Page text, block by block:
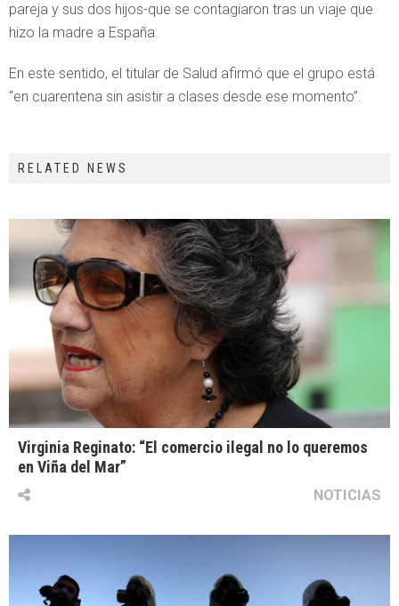
pareja y sus dos hijos-que se contagiaron tras un viaje que
hizo la madre a España.
En este sentido, el titular de Salud afirmó que el grupo está
“en cuarentena sin asistir a clases desde ese momento”.
RELATED NEWS
Virginia Reginato: “El comercio ilegal no lo queremos
en Viña del Mar”
NOTICIAS